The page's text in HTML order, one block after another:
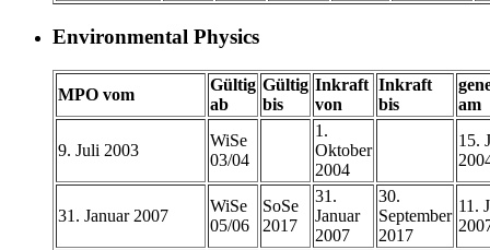
Environmental Physics
MPO vom
Gültig
ab
Gültig
bis
Inkraft
von
Inkraft
bis
am
9. Juli 2003
WiSe
03/04
1.
Oktober
2004
15.
31. Januar 2007
WiSe
05/06
SoSe
2017
31.
Januar
2007
30.
September
2017
11.